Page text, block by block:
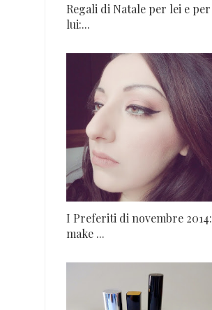
Regali di Natale per lei e per
lui:...
I Preferiti di novembre 2014:
make ...